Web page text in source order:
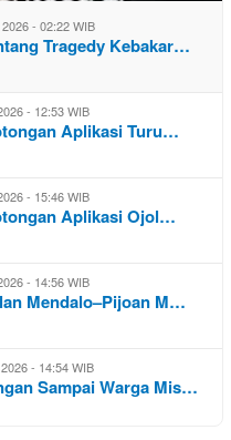
- 02:22 WIB
Tragedy Kebakar…
- 12:53 WIB
Aplikasi Turu…
- 15:46 WIB
Aplikasi Ojol…
- 14:56 WIB
Mendalo–Pijoan M…
- 14:54 WIB
Sampai Warga Mis…